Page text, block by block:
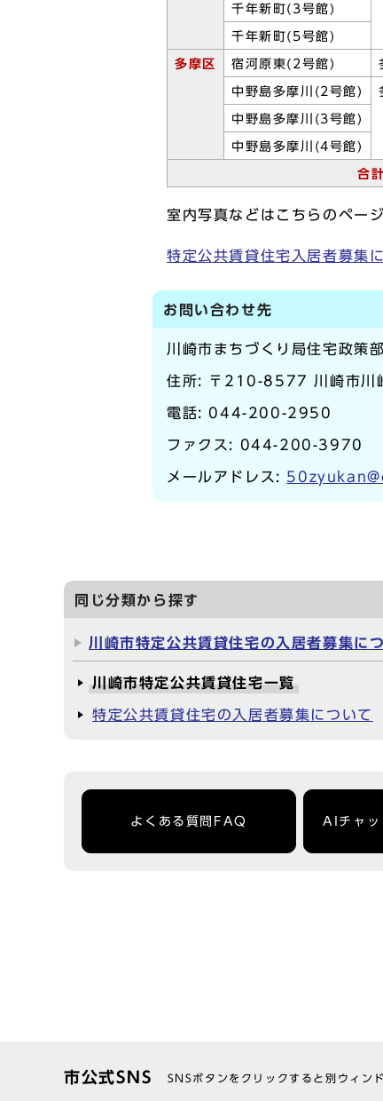
千年新町(3号館)
千年新町(5号館)
多摩区 宿河原東(2号館)
中野島多摩川(2号館)
中野島多摩川(3号館)
中野島多摩川(4号館)
合計
室内写真などはこちらのペー
特定公共賃貸住宅入居者募集
お問い合わせ先
川崎市まちづくり局住宅政策
住所: 〒210-8577 川崎市川
電話: 044-200-2950
ファクス: 044-200-3970
メールアドレス:
同じ分類から探す
川崎市特定公共賃貸住宅の入居者募集に
川崎市特定公共賃貸住宅一覧
特定公共賃貸住宅の入居者募集について
よくある質問FAQ AIチャッ
市公式SNS SNSボタンをクリックすると別ウィン